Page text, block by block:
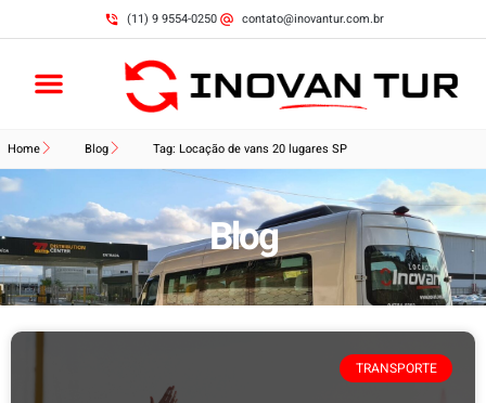
(11) 9 9554-0250 contato@inovantur.com.br
Home Blog Tag: Locação de vans 20 lugares SP
Blog
TRANSPORTE